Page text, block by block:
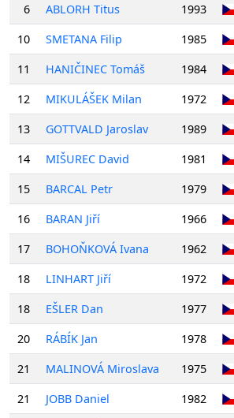
6
ABLORH Titus 1993
10
SMETANA Filip 1985
11
HANIČINEC Tomáš 1984
12
MIKULÁŠEK Milan 1972
13
GOTTVALD Jaroslav 1989
14
MIŠUREC David 1981
15
BARCAL Petr 1979
16
BARAN Jiří 1966
17
BOHOŇKOVÁ Ivana 1962
18
LINHART Jiří 1972
18
EŠLER Dan 1977
20
RÁBÍK Jan 1978
21
MALINOVÁ Miroslava 1975
21
JOBB Daniel 1982